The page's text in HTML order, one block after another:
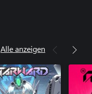
Alle anzeigen